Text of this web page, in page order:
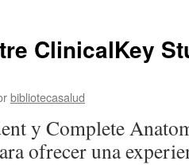
ClinicalKey
bibliotecasalud
y Complete
ofrecer una